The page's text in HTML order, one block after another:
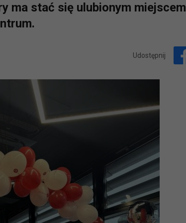
ma stać się ulubionym miejscem
Udostępnij